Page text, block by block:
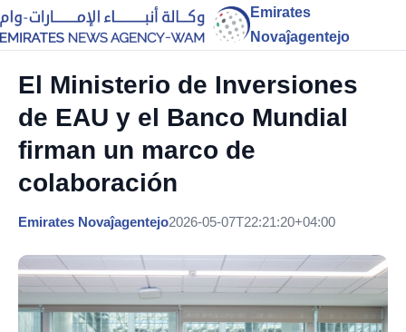
Emirates
Novaĵagentejo
El Ministerio de Inversiones
de EAU y el Banco Mundial
firman un marco de
colaboración
Emirates Novaĵagentejo2026-05-07T22:21:20+04:00